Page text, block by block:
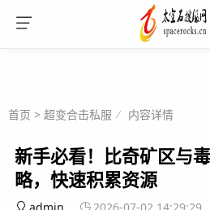
首页 > 超变合击私服 内容详情
新手必看！比奇矿区与
略，快速积累资源